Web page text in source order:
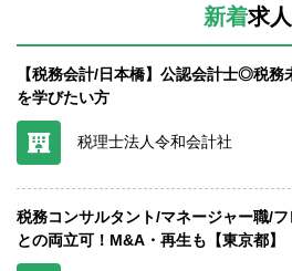
新着求人
【税務会計/日本橋】公認会計士◎税
を学びたい方
税理士法人令和会計社
税務コンサルタント/マネージャー職/
との両立可！M&A・再生も【東京都】